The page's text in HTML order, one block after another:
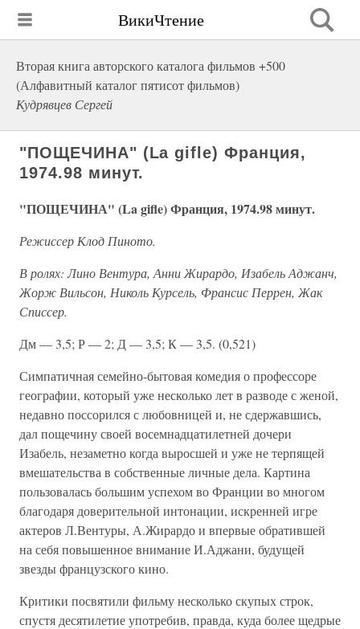
ВикиЧтение
Вторая книга авторского каталога фильмов +500
(Алфавитный каталог пятисот фильмов)
Кудрявцев Сергей
"ПОЩЕЧИНА" (La gifle) Франция,
1974.98 минут.
"ПОЩЕЧИНА" (La gifle) Франция, 1974.98 минут.
Режиссер Клод Пиното.
В ролях: Лино Вентура, Анни Жирардо, Изабель Аджанч,
Жорж Вильсон, Николь Курсель, Франсис Перрен, Жак
Списсер.
Дм — 3,5; Р — 2; Д — 3,5; К — 3,5. (0,521)
Симпатичная семейно-бытовая комедия о профессоре
географии, который уже несколько лет в разводе с женой,
недавно поссорился с любовницей и, не сдержавшись,
дал пощечину своей восемнадцатилетней дочери
Изабель, незаметно когда выросшей и уже не терпящей
вмешательства в собственные личные дела. Картина
пользовалась большим успехом во Франции во многом
благодаря доверительной интонации, искренней игре
актеров Л.Вентуры, А.Жирардо и впервые обратившей
на себя повышенное внимание И.Аджани, будущей
звезды французского кино.
Критики посвятили фильму несколько скупых строк,
спустя десятилетие употребив, правда, куда более щедрые